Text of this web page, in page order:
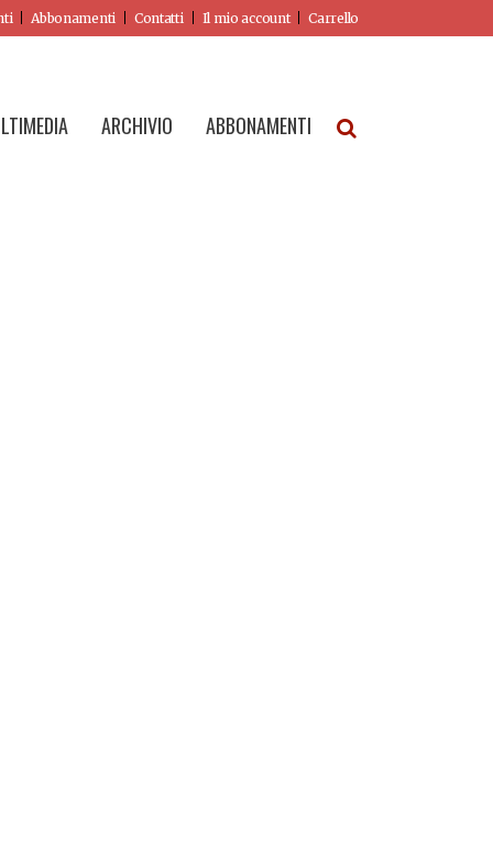
Abbonamenti Contatti Il mio account Carrello
ARCHIVIO ABBONAMENTI